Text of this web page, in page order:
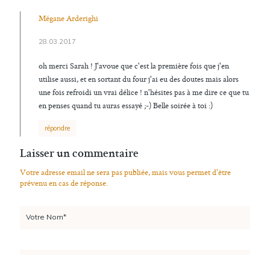
Mégane Arderighi
28.03.2017
oh merci Sarah ! J'avoue que c'est la première fois que j'en
utilise aussi, et en sortant du four j'ai eu des doutes mais alors
une fois refroidi un vrai délice ! n'hésites pas à me dire ce que tu
en penses quand tu auras essayé ;-) Belle soirée à toi :)
répondre
Laisser un commentaire
Votre adresse email ne sera pas publiée, mais vous permet d'être
prévenu en cas de réponse.
Votre Nom*